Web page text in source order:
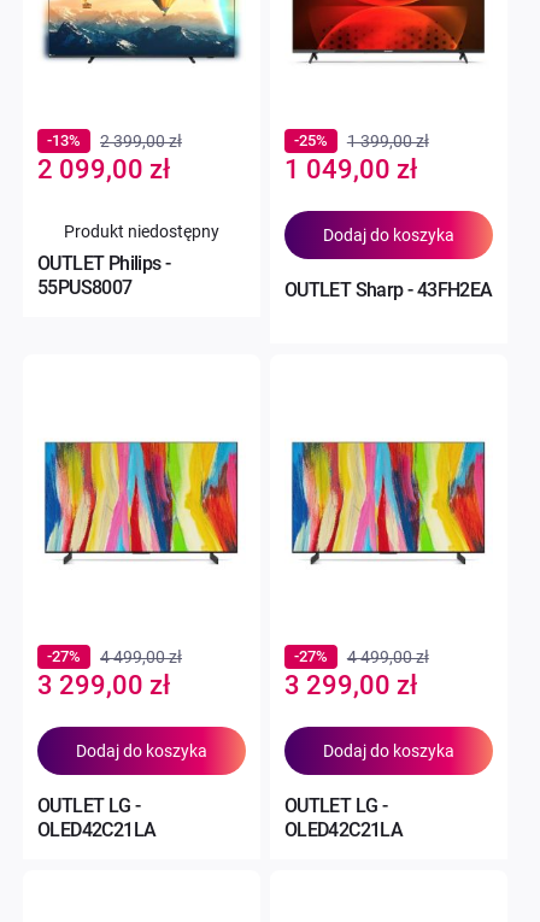
OUTLET Philips -
55PUS8007
Special
Price
2 099,00 zł
-13% 2 399,00 zł
Produkt niedostępny
OUTLET Sharp - 43FH2EA
Special
Price
1 049,00 zł
-25% 1 399,00 zł
Dodaj do koszyka
OUTLET LG -
OLED42C21LA
Special
Price
3 299,00 zł
-27% 4 499,00 zł
Dodaj do koszyka
OUTLET LG -
OLED42C21LA
Special
Price
3 299,00 zł
-27% 4 499,00 zł
Dodaj do koszyka